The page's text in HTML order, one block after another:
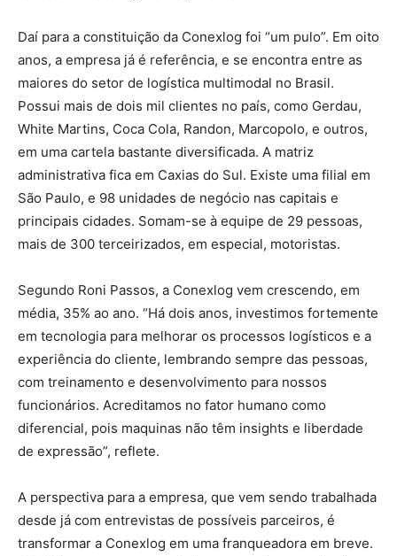
Daí para a constituição da Conexlog foi “um pulo”. Em oito
anos, a empresa já é referência, e se encontra entre as
maiores do setor de logística multimodal no Brasil.
Possui mais de dois mil clientes no país, como Gerdau,
White Martins, Coca Cola, Randon, Marcopolo, e outros,
em uma cartela bastante diversificada. A matriz
administrativa fica em Caxias do Sul. Existe uma filial em
São Paulo, e 98 unidades de negócio nas capitais e
principais cidades. Somam-se à equipe de 29 pessoas,
mais de 300 terceirizados, em especial, motoristas.
Segundo Roni Passos, a Conexlog vem crescendo, em
média, 35% ao ano. “Há dois anos, investimos fortemente
em tecnologia para melhorar os processos logísticos e a
experiência do cliente, lembrando sempre das pessoas,
com treinamento e desenvolvimento para nossos
funcionários. Acreditamos no fator humano como
diferencial, pois maquinas não têm insights e liberdade
de expressão”, reflete.
A perspectiva para a empresa, que vem sendo trabalhada
desde já com entrevistas de possíveis parceiros, é
transformar a Conexlog em uma franqueadora em breve.